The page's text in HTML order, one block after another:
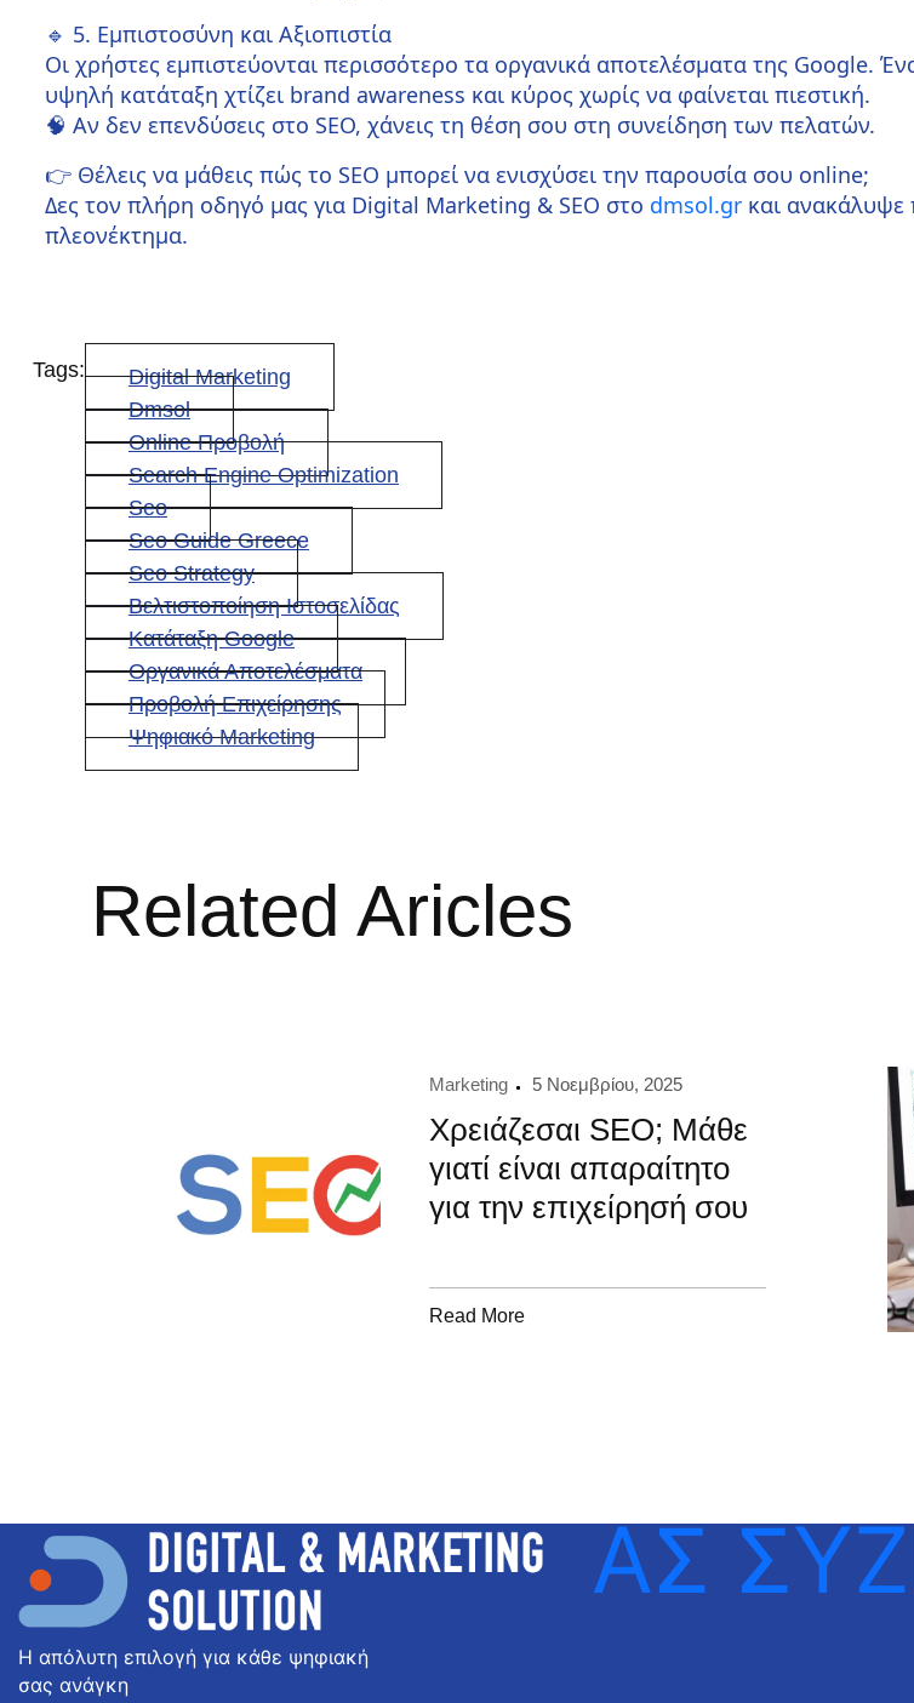
🔹 5. Εμπιστοσύνη και Αξιοπιστία
Οι χρήστες εμπιστεύονται περισσότερο τα οργανικά αποτελέσματα της Google.
υψηλή κατάταξη χτίζει brand awareness και κύρος χωρίς να φαίνεται πιεστική.
🧠 Αν δεν επενδύσεις στο SEO, χάνεις τη θέση σου στη συνείδηση των πελατών.
👉 Θέλεις να μάθεις πώς το SEO μπορεί να ενισχύσει την παρουσία σου online;
Δες τον πλήρη οδηγό μας για Digital Marketing & SEO στο dmsol.gr και ανακάλυψε
πλεονέκτημα.
Tags:
Digital Marketing
Dmsol
Online Προβολή
Search Engine Optimization
Seo
Seo Guide Greece
Seo Strategy
Βελτιστοποίηση Ιστοσελίδας
Κατάταξη Google
Οργανικά Αποτελέσματα
Προβολή Επιχείρησης
Ψηφιακό Marketing
Related Aricles
Marketing 5 Νοεμβρίου, 2025
Χρειάζεσαι SEO; Μάθε
γιατί είναι απαραίτητο
για την επιχείρησή σου
Read More
Η απόλυτη επιλογή για κάθε ψηφιακή
σας ανάγκη
ΑΣ